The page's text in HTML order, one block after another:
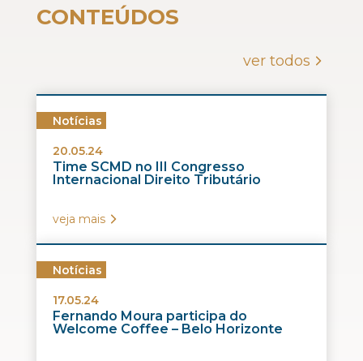
CONTEÚDOS
ver todos
Notícias
20.05.24
Time SCMD no III Congresso
Internacional Direito Tributário
veja mais
Notícias
17.05.24
Fernando Moura participa do
Welcome Coffee – Belo Horizonte